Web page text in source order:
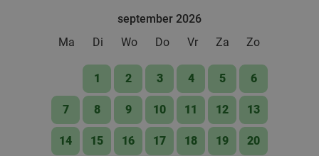
14 min.
Verkocht: 173 Regulier €53
september 2026
Ma
Di Wo Do Vr Za Zo
1 2 3 4 5 6
7 8 9 10 11 12 13
14 15 16 17 18 19 20